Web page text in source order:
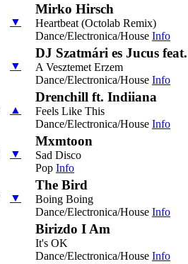
▼
Mirko Hirsch
Heartbeat (Octolab Remix)
Dance/Electronica/House Info
▼
DJ Szatmári es Jucus
A Vesztemet Erzem
Dance/Electronica/House Info
▲
Drenchill ft. Indiiana
Feels Like This
Dance/Electronica/House Info
▼
Mxmtoon
Sad Disco
Pop Info
▼
The Bird
Boing Boing
Dance/Electronica/House Info
Birizdo I Am
It's OK
Dance/Electronica/House Info